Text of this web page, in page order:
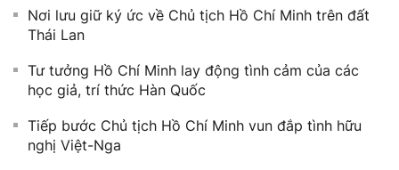
Nơi lưu giữ ký ức về Chủ tịch Hồ Chí Minh trên đất
Thái Lan
Tư tưởng Hồ Chí Minh lay động tình cảm của các
học giả, trí thức Hàn Quốc
Tiếp bước Chủ tịch Hồ Chí Minh vun đắp tình hữu
nghị Việt-Nga